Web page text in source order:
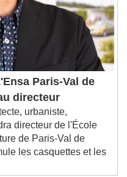
subtitles
Escape will cancel
Paris-Val de
directeur
urbaniste,
directeur de l'École
de Paris-Val de
les casquettes et les